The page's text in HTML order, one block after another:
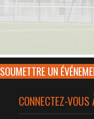
SOUMETTRE UN
CONNECTEZ-